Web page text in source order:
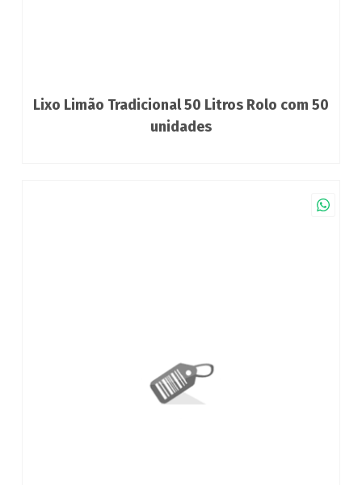
Lixo Limão Tradicional 50 Litros Rolo com 50
unidades